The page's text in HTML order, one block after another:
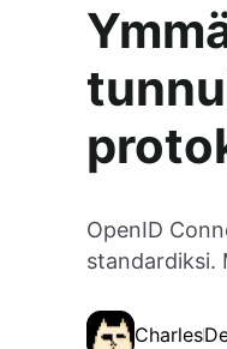
OpenID
standardiksi.
Charles